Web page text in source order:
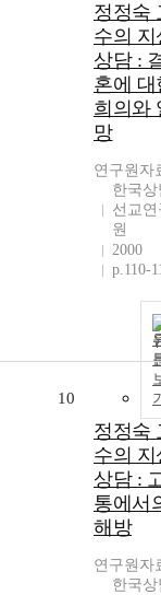
정정숙
수의 지
상담 :
혼에 대
희의와
망
연구원자
한국상
선교연
원
2000
p.110-
10
정정숙
수의 지
상담 :
통에서
해방
연구원자
한국상